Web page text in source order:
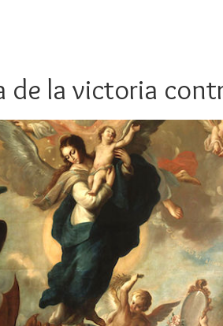
de la victoria